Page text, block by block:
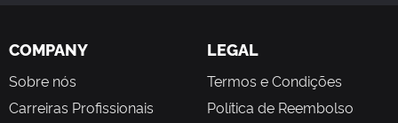
COMPANY
Sobre nós
Carreiras Profissionais
LEGAL
Termos e Condições
Política de Reembolso